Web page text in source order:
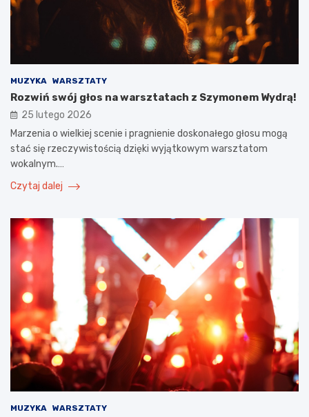
MUZYKA WARSZTATY
Rozwiń swój głos na warsztatach z Szymonem Wydrą!
25 lutego 2026
Marzenia o wielkiej scenie i pragnienie doskonałego głosu mogą
stać się rzeczywistością dzięki wyjątkowym warsztatom
wokalnym.…
Czytaj dalej
MUZYKA WARSZTATY